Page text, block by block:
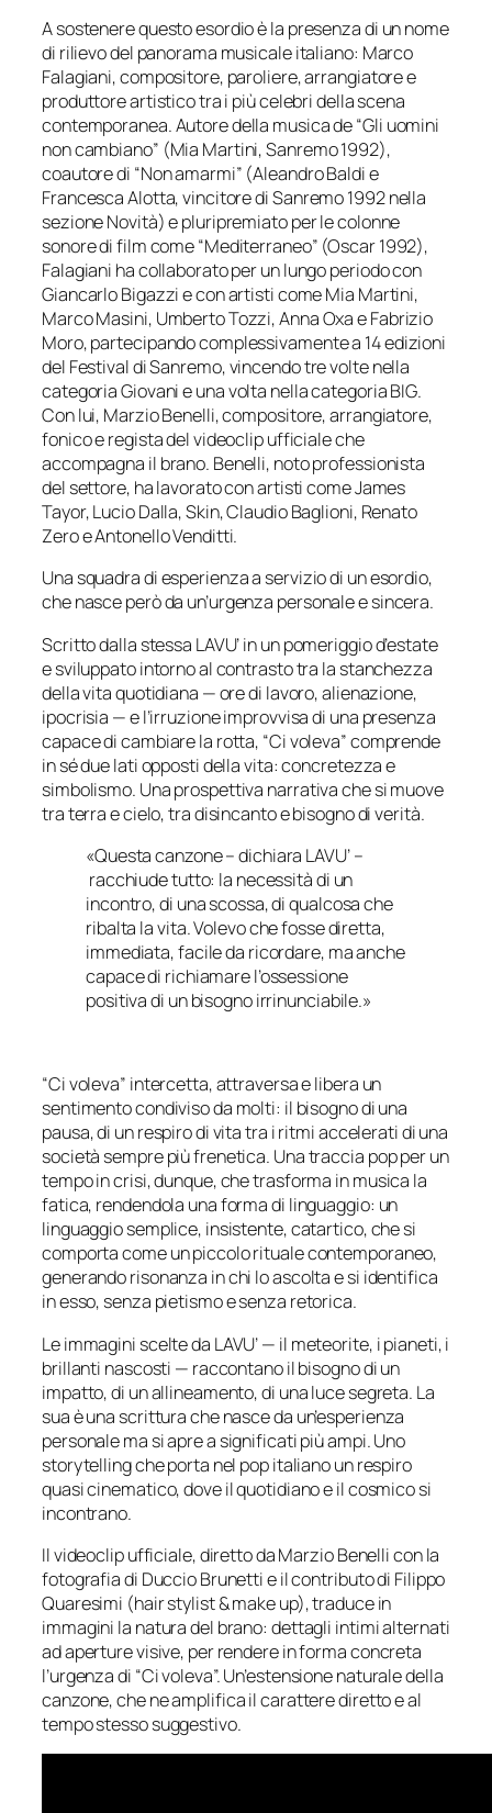
A sostenere questo esordio è la presenza di un nome
di rilievo del panorama musicale italiano: Marco
Falagiani, compositore, paroliere, arrangiatore e
produttore artistico tra i più celebri della scena
contemporanea. Autore della musica de “Gli uomini
non cambiano” (Mia Martini,Sanremo1992),
coautore di “Non amarmi” (Aleandro Baldi e
Francesca Alotta, vincitore diSanremo1992 nella
sezione Novità) e pluripremiato per le colonne
sonore di film come “Mediterraneo” (Oscar 1992),
Falagiani ha collaborato per un lungo periodo con
Giancarlo Bigazzi e con artisti come Mia Martini,
Marco Masini, Umberto Tozzi, Anna Oxa e Fabrizio
Moro, partecipando complessivamente a 14 edizioni
del Festival di Sanremo, vincendo tre volte nella
categoriaGiovanie una volta nella categoriaBIG.
Con lui, Marzio Benelli, compositore, arrangiatore,
fonico e regista del videoclip ufficiale che
accompagna il brano. Benelli, noto professionista
del settore, ha lavorato con artisti come James
Tayor, Lucio Dalla, Skin, Claudio Baglioni, Renato
Zero e Antonello Venditti.
Una squadra di esperienza a servizio di un esordio,
che nasce però da un’urgenza personale e sincera.
Scritto dalla stessa LAVU’ in un pomeriggio d’estate
e sviluppato intorno al contrasto tra la stanchezza
della vita quotidiana — ore di lavoro, alienazione,
ipocrisia — e l’irruzione improvvisa di una presenza
capace di cambiare la rotta, “Ci voleva” comprende
in sé due lati opposti della vita: concretezza e
simbolismo. Una prospettiva narrativa che si muove
tra terra e cielo, tra disincanto e bisogno di verità.
«Questa canzone – dichiara LAVU’ –
racchiude tutto: la necessità di un
incontro, di una scossa, di qualcosa che
ribalta la vita. Volevo che fosse diretta,
immediata, facile da ricordare, ma anche
capace di richiamare l’ossessione
positiva di un bisogno irrinunciabile.»
“Ci voleva” intercetta, attraversa e libera un
sentimento condiviso da molti: il bisogno di una
pausa, di un respiro di vita tra i ritmi accelerati di una
società sempre più frenetica. Una traccia pop per un
tempo in crisi, dunque, che trasforma in musica la
fatica, rendendola una forma di linguaggio: un
linguaggio semplice, insistente, catartico, che si
comporta come un piccolo rituale contemporaneo,
generando risonanza in chi lo ascolta e si identifica
in esso, senza pietismo e senza retorica.
Le immagini scelte da LAVU’ — il meteorite, i pianeti, i
brillanti nascosti — raccontano il bisogno di un
impatto, di un allineamento, di una luce segreta. La
sua è una scrittura che nasce da un’esperienza
personale ma si apre a significati più ampi. Uno
storytelling che porta nel pop italiano un respiro
quasi cinematico, dove il quotidiano e il cosmico si
incontrano.
Il videoclip ufficiale, diretto da Marzio Benelli con la
fotografia di Duccio Brunetti e il contributo di Filippo
Quaresimi (hair stylist & make up), traduce in
immagini la natura del brano: dettagli intimi alternati
ad aperture visive, per rendere in forma concreta
l’urgenza di “Ci voleva”. Un’estensione naturale della
canzone, che ne amplifica il carattere diretto e al
tempo stesso suggestivo.